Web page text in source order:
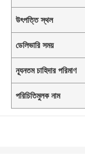
উৎপত্তি স্থল
ডেলিভারি সময়
ন্যূনতম চাহিদার পরিমাণ
পরিচিতিমুলক নাম